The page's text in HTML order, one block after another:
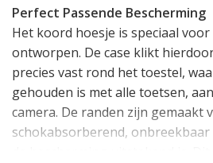
Perfect Passende Bescherming
Het koord hoesje is speciaal voor
ontworpen. De case klikt
precies vast rond het toestel,
gehouden is met alle toetsen,
camera. De randen zijn gemaakt
schokabsorberend,